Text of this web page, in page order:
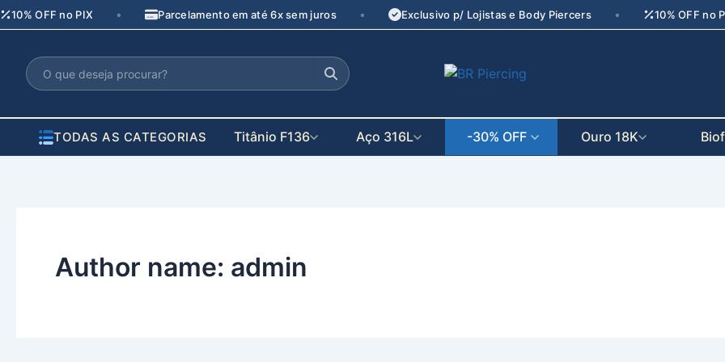
Pular
para
conteúdo
10% OFF no PIX • Parcelamento em até 6x sem juros • Exclusivo p/ Lojistas e Body Piercers • 10% OFF no
de crescimento
TODAS AS CATEGORIAS Titânio F136 Aço 316L -30% OFF Ouro 18K
Author name: admin